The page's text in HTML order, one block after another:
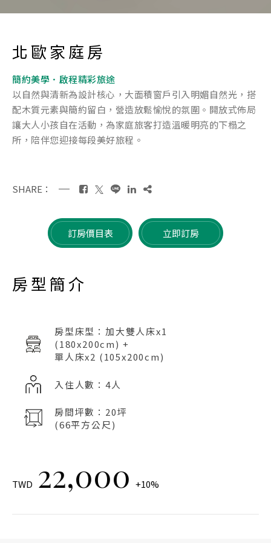
北歐家庭房
簡約美學．啟程精彩旅途
以自然與清新為設計核心，大面積窗戶引入明媚自然光，搭
配木質元素與簡約留白，營造放鬆愉悅的氛圍。開放式佈局
讓大人小孩自在活動，為家庭旅客打造溫暖明亮的下榻之
所，陪伴您迎接每段美好旅程。
SHARE：
訂房價目表 立即訂房
房型簡介
房型床型：加大雙人床x1
(180x200cm) +
單人床x2 (105x200cm)
入住人數：4人
房間坪數：20坪
(66平方公尺)
TWD 22,000 +10%